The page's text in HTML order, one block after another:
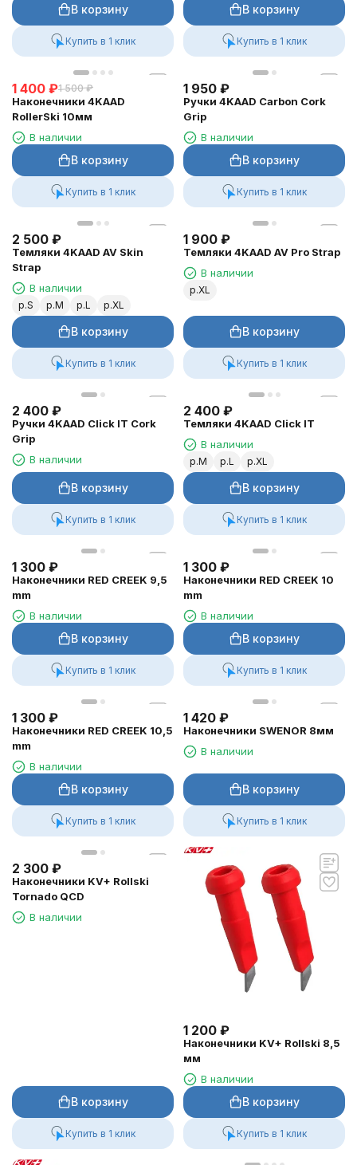
В корзину
Купить в 1 клик
В корзину
Купить в 1 клик
1 400 ₽1 500 ₽
Наконечники 4KAAD
RollerSki 10мм
В наличии
В корзину
Купить в 1 клик
1 950 ₽
Ручки 4KAAD Carbon Cork
Grip
В наличии
В корзину
Купить в 1 клик
2 500 ₽
Темляки 4KAAD AV Skin
Strap
В наличии
р.S р.M р.L р.XL
В корзину
Купить в 1 клик
1 900 ₽
Темляки 4KAAD AV Pro Strap
В наличии
р.XL
В корзину
Купить в 1 клик
2 400 ₽
Ручки 4KAAD Click IT Cork
Grip
В наличии
В корзину
Купить в 1 клик
2 400 ₽
Темляки 4KAAD Click IT
В наличии
р.M р.L р.XL
В корзину
Купить в 1 клик
1 300 ₽
Наконечники RED CREEK 9,5
mm
В наличии
В корзину
Купить в 1 клик
1 300 ₽
Наконечники RED CREEK 10
mm
В наличии
В корзину
Купить в 1 клик
1 300 ₽
Наконечники RED CREEK 10,5
mm
В наличии
В корзину
Купить в 1 клик
1 420 ₽
Наконечники SWENOR 8мм
В наличии
В корзину
Купить в 1 клик
2 300 ₽
Наконечники KV+ Rollski
Tornado QCD
В наличии
В корзину
Купить в 1 клик
1 200 ₽
Наконечники KV+ Rollski 8,5
мм
В наличии
В корзину
Купить в 1 клик